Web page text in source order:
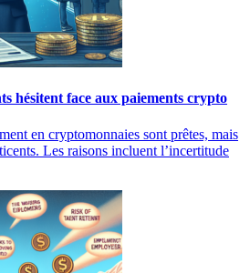
hésitent face aux paiements crypto
en cryptomonnaies sont prêtes, mais
Les raisons incluent l’incertitude